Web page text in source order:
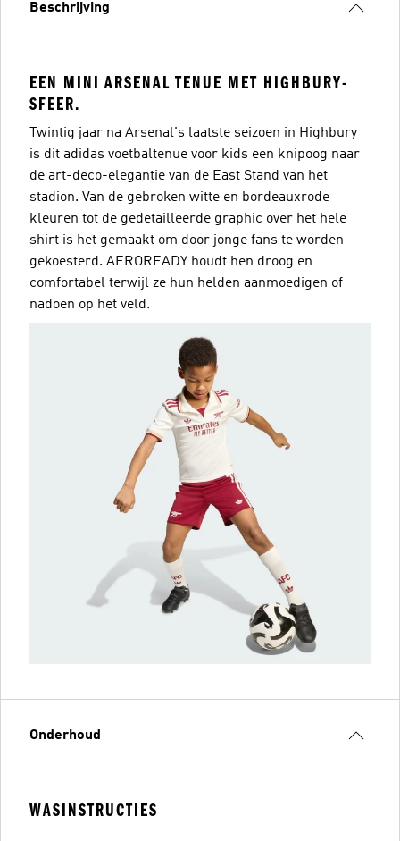
Beschrijving
EEN MINI ARSENAL TENUE MET HIGHBURY-
SFEER.
Twintig jaar na Arsenal's laatste seizoen in Highbury
is dit adidas voetbaltenue voor kids een knipoog naar
de art-deco-elegantie van de East Stand van het
stadion. Van de gebroken witte en bordeauxrode
kleuren tot de gedetailleerde graphic over het hele
shirt is het gemaakt om door jonge fans te worden
gekoesterd. AEROREADY houdt hen droog en
comfortabel terwijl ze hun helden aanmoedigen of
nadoen op het veld.
Onderhoud
WASINSTRUCTIES